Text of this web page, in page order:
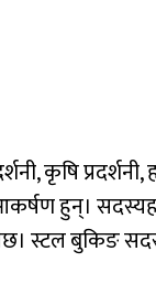
कृषि
हुन्।
स्टल बुकिङ